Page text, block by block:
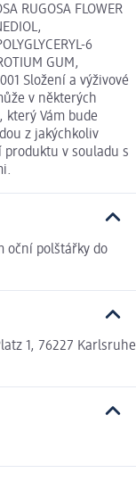
RUGOSA FLOWER
6
GUM,
Složení a výživové
v některých
Vám bude
z jakýchkoliv
v souladu s
oční polštářky do
1, 76227 Karlsruhe